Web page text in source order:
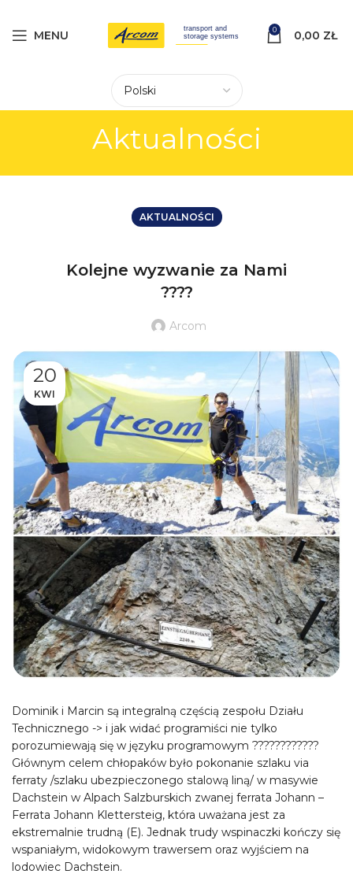
MENU 0 0,00 ZŁ
Aktualności
AKTUALNOŚCI
Kolejne wyzwanie za Nami
????
Arcom
20
KWI
Dominik i Marcin są integralną częścią zespołu Działu
Technicznego -> i jak widać programiści nie tylko
porozumiewają się w języku programowym ????????????
Głównym celem chłopaków było pokonanie szlaku via
ferraty /szlaku ubezpieczonego stalową liną/ w masywie
Dachstein w Alpach Salzburskich zwanej ferrata Johann –
Ferrata Johann Klettersteig, która uważana jest za
ekstremalnie trudną (E). Jednak trudy wspinaczki kończy się
wspaniałym, widokowym trawersem oraz wyjściem na
lodowiec Dachstein.